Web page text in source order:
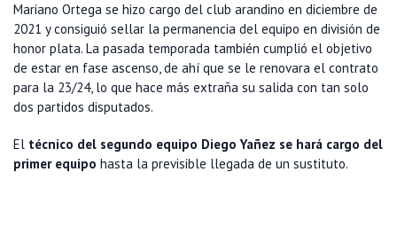
Mariano Ortega se hizo cargo del club arandino en diciembre de
2021 y consiguió sellar la permanencia del equipo en división de
honor plata. La pasada temporada también cumplió el objetivo
de estar en fase ascenso, de ahí que se le renovara el contrato
para la 23/24, lo que hace más extraña su salida con tan solo
dos partidos disputados.
El técnico del segundo equipo Diego Yañez se hará cargo del
primer equipo hasta la previsible llegada de un sustituto.